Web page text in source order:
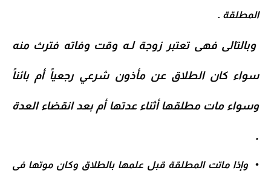
المطلقة .
وبالتالى فهى تعتبر زوجة لـه وقت وفاته فترث منه
سواء كان الطلاق عن مأذون شرعي رجعياً أم بائناً
وسواء مات مطلقها أثناء عدتها أم بعد انقضاء العدة
.
• وإذا ماتت المطلقة قبل علمها بالطلاق وكان موتها فى